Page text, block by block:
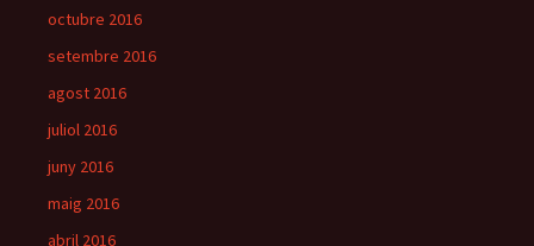
octubre 2016
setembre 2016
agost 2016
juliol 2016
juny 2016
maig 2016
abril 2016